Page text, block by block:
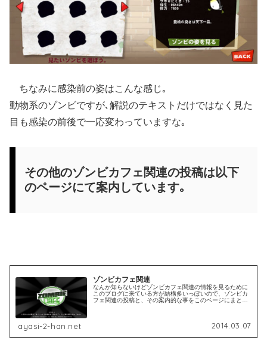
ちなみに感染前の姿はこんな感じ｡
動物系のゾンビですが､解説のテキストだけではなく見た
目も感染の前後で一応変わっていますな｡
その他のゾンビカフェ関連の投稿は以下
のページにて案内しています｡
ゾンビカフェ関連
なんか知らないけどゾンビカフェ関連の情報を見るために
このブログに来ている方が結構多いっぽいので、ゾンビカ
フェ関連の投稿と、その案内的な事をこのページにまとめ
ayasi-2-han.net 2014.03.07